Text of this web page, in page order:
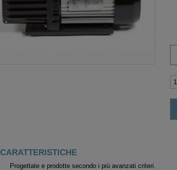
CARATTERISTICHE
Progettate e prodotte secondo i più avanzati criteri.